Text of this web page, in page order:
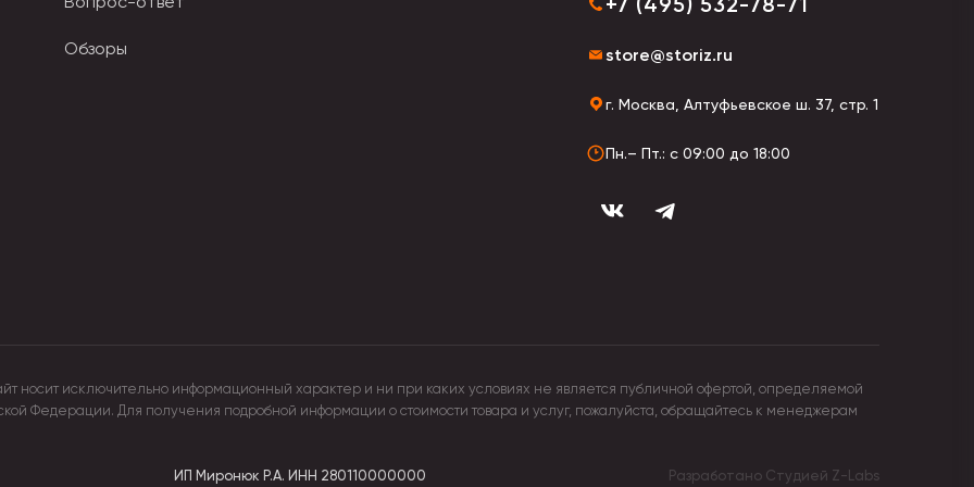
от 85 см до 135 см. Расширенным диаметром купола отличаются зонты-трость. Складные модели
8 до 16 единиц. Спицы делают из нержавеющей стали, стекловолокна, алюминия. По назначению зонты
Обзоры store@storiz.ru
г. Москва, Алтуфьевское ш. 37, стр. 1
Пн.– Пт.: с 09:00 до 18:00
носит исключительно информационный характер и ни при каких условиях не является публичной офертой, определяемой
Федерации. Для получения подробной информации о стоимости товара и услуг, пожалуйста, обращайтесь к менеджерам
ИП Миронюк Р.А. ИНН 280110000000 Разработано Студией Z-Labs